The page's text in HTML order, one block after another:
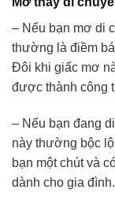
– Nếu bạn mơ di
thường là điềm
Đôi khi giấc mơ
được thành công
– Nếu bạn đang
này thường bộc
bạn một chút và
dành cho gia đình.